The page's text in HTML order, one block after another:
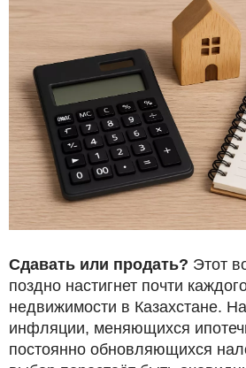
Сдавать или продать? Этот
поздно настигнет почти
недвижимости в Казахстане.
инфляции, меняющихся
постоянно обновляющихся